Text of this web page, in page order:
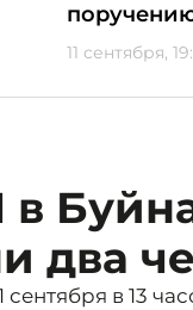
11 сентября,
два
в 13